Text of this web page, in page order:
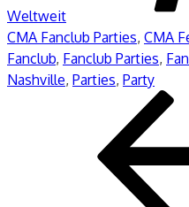
Weltweit
CMA Fanclub Parties, CMA
Fanclub, Fanclub Parties,
Nashville, Parties, Party
Beitragsnavigation